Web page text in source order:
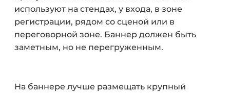
используют на стендах, у входа, в зоне
регистрации, рядом со сценой или в
переговорной зоне. Баннер должен быть
заметным, но не перегруженным.
На баннере лучше размещать крупный